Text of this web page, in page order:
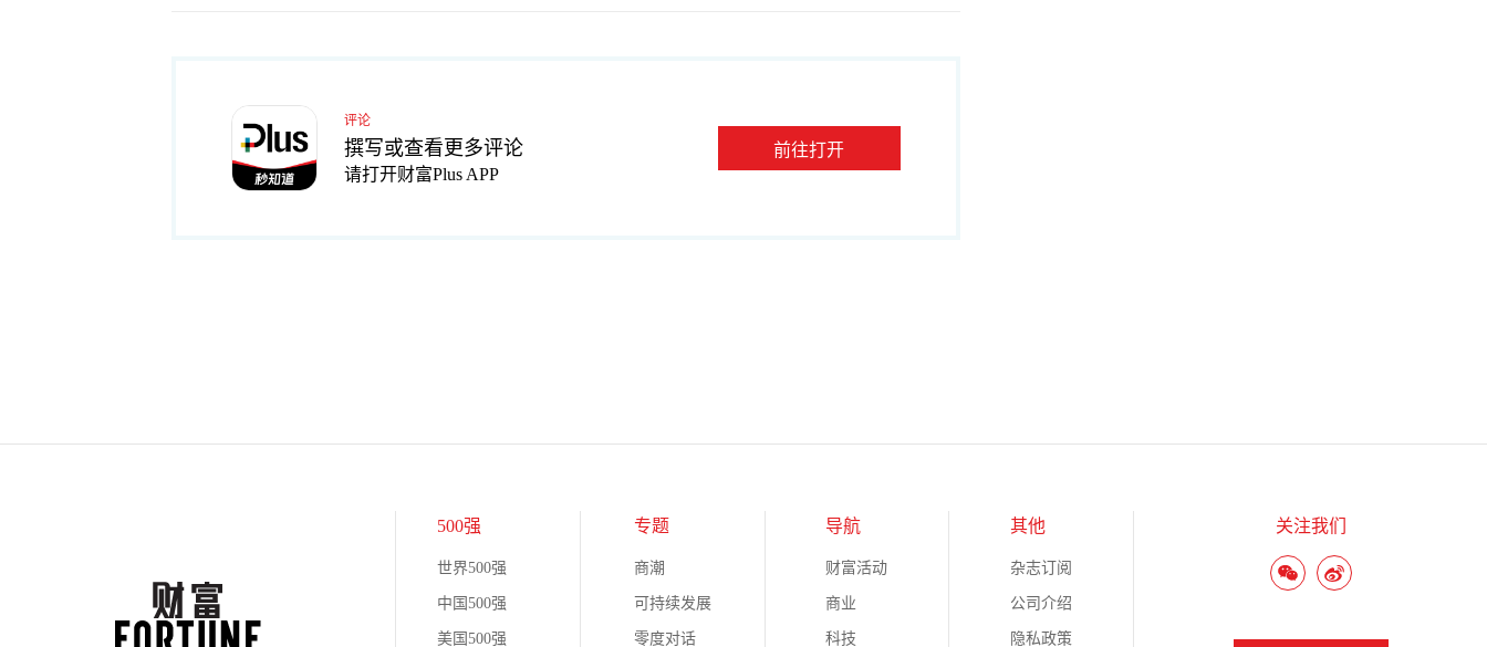
评论
撰写或查看更多评论
请打开财富Plus APP
前往打开
500强
世界500强
中国500强
美国500强
专题
商潮
可持续发展
零度对话
导航
财富活动
商业
科技
其他
杂志订阅
公司介绍
隐私政策
关注我们